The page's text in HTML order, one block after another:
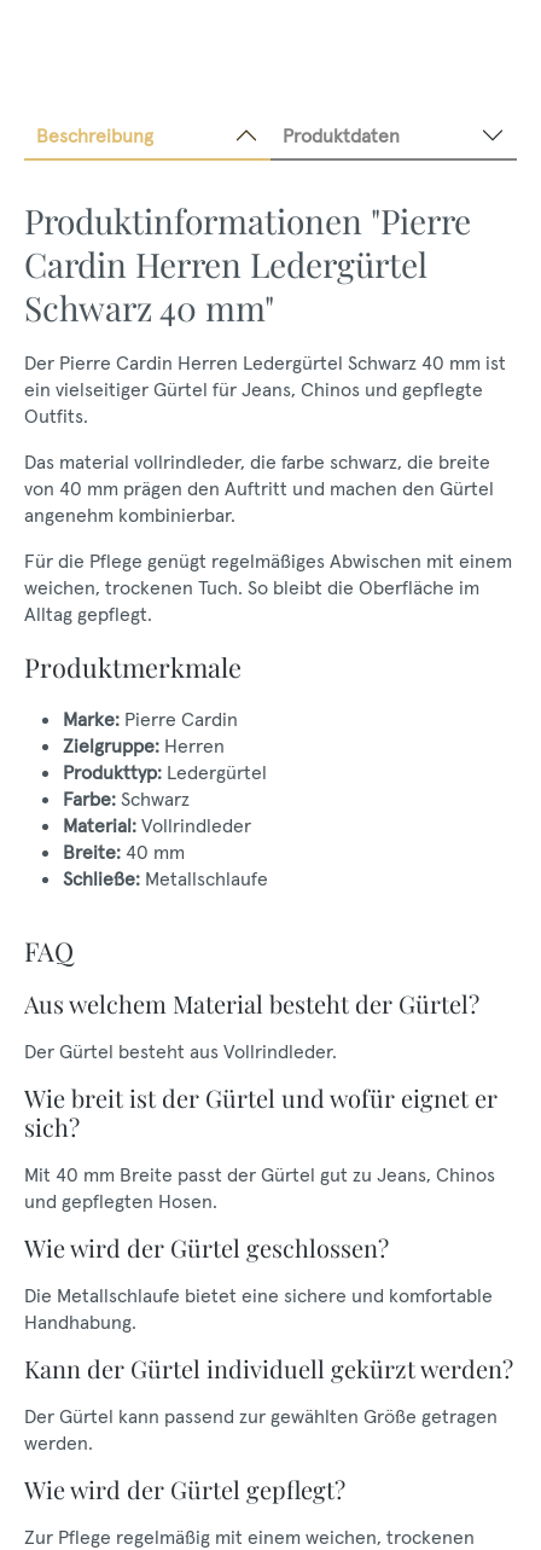
Beschreibung Produktdaten
Produktinformationen "Pierre
Cardin Herren Ledergürtel
Schwarz 40 mm"
Der Pierre Cardin Herren Ledergürtel Schwarz 40 mm ist
ein vielseitiger Gürtel für Jeans, Chinos und gepflegte
Outfits.
Das material vollrindleder, die farbe schwarz, die breite
von 40 mm prägen den Auftritt und machen den Gürtel
angenehm kombinierbar.
Für die Pflege genügt regelmäßiges Abwischen mit einem
weichen, trockenen Tuch. So bleibt die Oberfläche im
Alltag gepflegt.
Produktmerkmale
Marke: Pierre Cardin
Zielgruppe: Herren
Produkttyp: Ledergürtel
Farbe: Schwarz
Material: Vollrindleder
Breite: 40 mm
Schließe: Metallschlaufe
FAQ
Aus welchem Material besteht der Gürtel?
Der Gürtel besteht aus Vollrindleder.
Wie breit ist der Gürtel und wofür eignet er
sich?
Mit 40 mm Breite passt der Gürtel gut zu Jeans, Chinos
und gepflegten Hosen.
Wie wird der Gürtel geschlossen?
Die Metallschlaufe bietet eine sichere und komfortable
Handhabung.
Kann der Gürtel individuell gekürzt werden?
Der Gürtel kann passend zur gewählten Größe getragen
werden.
Wie wird der Gürtel gepflegt?
Zur Pflege regelmäßig mit einem weichen, trockenen